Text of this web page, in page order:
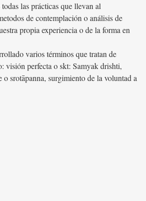
las prácticas que llevan al
de contemplación o análisis de
propia experiencia o de la forma en
varios términos que tratan de
visión perfecta o skt: Samyak drishti,
srotāpanna, surgimiento de la voluntad a